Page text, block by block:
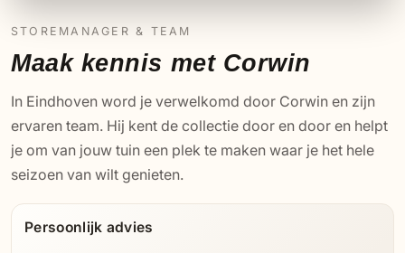
STOREMANAGER & TEAM
Maak kennis met Corwin
In Eindhoven word je verwelkomd door Corwin en zijn
ervaren team. Hij kent de collectie door en door en helpt
je om van jouw tuin een plek te maken waar je het hele
seizoen van wilt genieten.
Persoonlijk advies